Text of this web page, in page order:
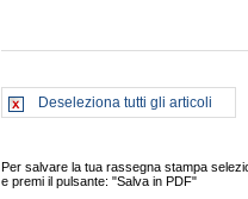
Deseleziona tutti gli articoli
Per salvare la tua rassegna stampa
e premi il pulsante: "Salva in PDF"